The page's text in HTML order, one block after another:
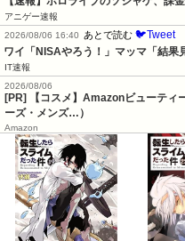
アニゲー速報
2026/08/06 16:40
あとで読む 🐦Tweet
ワイ「NISAやろう！」マッマ「結果
IT速報
2026/08/06
[PR] 【コスメ】Amazonビューティ
ーズ・メンズ…）
Amazon